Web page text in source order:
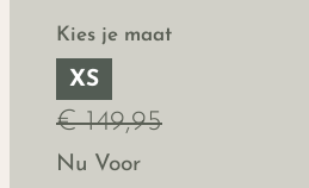
Kies je maat
XS
€ 149,95
Nu Voor